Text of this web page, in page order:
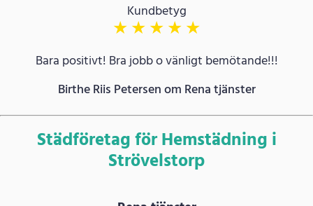
Kundbetyg
★★★★★
Bara positivt! Bra jobb o vänligt bemötande!!!
Birthe Riis Petersen om Rena tjänster
Städföretag för Hemstädning i
Strövelstorp